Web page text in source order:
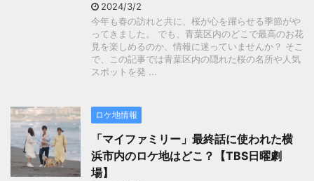
2024/3/2
今年も春の訪れと共に、桜が心を躍らせる季節がや
ってきました。 でも、青葉区内のどこで最高のお花
見を楽しめるのか、情報に迷っていませんか？ そこ
で、この記事では青葉区内の隠れた桜の名所や人気
スポットを発 ...
ロケ地情報
「マイファミリー」最終話に使われた横
浜市内のロケ地はどこ？【TBS日曜劇
場】